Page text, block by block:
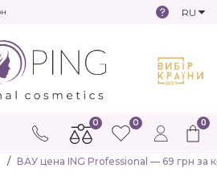
RU
0
0 0
ВАУ цена ING Professional — 69 грн за